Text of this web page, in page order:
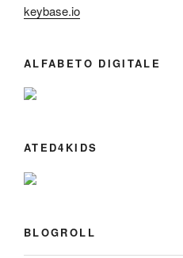
keybase.io
ALFABETO DIGITALE
ATED4KIDS
BLOGROLL